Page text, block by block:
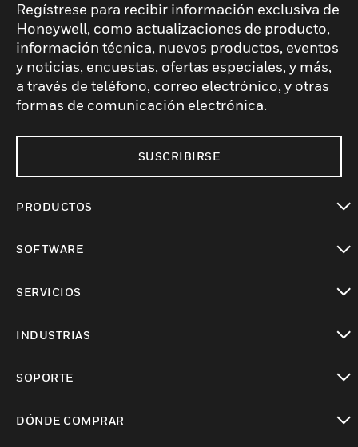
Regístrese para recibir información exclusiva de
Honeywell, como actualizaciones de producto,
información técnica, nuevos productos, eventos
y noticias, encuestas, ofertas especiales, y más,
a través de teléfono, correo electrónico, y otras
formas de comunicación electrónica.
SUSCRIBIRSE
PRODUCTOS
SOFTWARE
SERVICIOS
INDUSTRIAS
SOPORTE
DÓNDE COMPRAR